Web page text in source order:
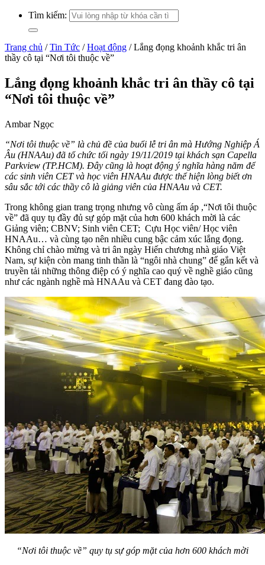
Tìm kiếm:
Trang chủ / Tin Tức / Hoạt động / Lắng đọng khoảnh khắc tri ân
thầy cô tại “Nơi tôi thuộc về”
Lắng đọng khoảnh khắc tri ân thầy cô tại
“Nơi tôi thuộc về”
Ambar Ngọc
“Nơi tôi thuộc về” là chủ đề của buổi lễ tri ân mà Hướng Nghiệp Á
Âu (HNAAu) đã tổ chức tối ngày 19/11/2019 tại khách sạn Capella
Parkview (TP.HCM). Đây cũng là hoạt động ý nghĩa hàng năm để
các sinh viên CET và học viên HNAAu được thể hiện lòng biết ơn
sâu sắc tới các thầy cô là giảng viên của HNAAu và CET.
Trong không gian trang trọng nhưng vô cùng ấm áp ,“Nơi tôi thuộc
về” đã quy tụ đầy đủ sự góp mặt của hơn 600 khách mời là các
Giảng viên; CBNV; Sinh viên CET; Cựu Học viên/ Học viên
HNAAu… và cùng tạo nên nhiều cung bậc cảm xúc lắng đọng.
Không chỉ chào mừng và tri ân ngày Hiến chương nhà giáo Việt
Nam, sự kiện còn mang tinh thần là “ngôi nhà chung” để gắn kết và
truyền tải những thông điệp có ý nghĩa cao quý về nghề giáo cũng
như các ngành nghề mà HNAAu và CET đang đào tạo.
“Nơi tôi thuộc về” quy tụ sự góp mặt của hơn 600 khách mời